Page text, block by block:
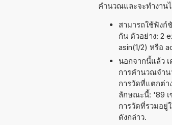
คำนวณและจะทำงาน
สามารถใช้ฟังก์
กัน ตัวอย่าง: 2
asin(1/2) หรือ
นอกจากนี้แล้ว
การคำนวณจำน
การวัดที่แตกต่า
ลักษณะนี้: '89 เ
การวัดที่รวมอยู่
ดังกล่าว.